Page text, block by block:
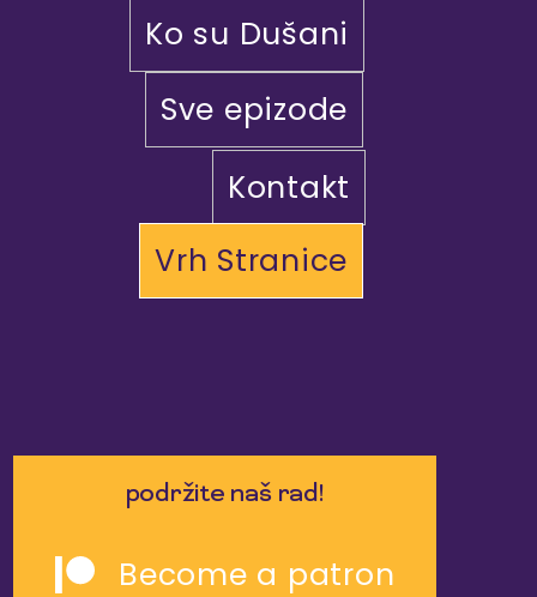
Ko su Dušani
Sve epizode
Kontakt
Vrh Stranice
podržite naš rad!
Become a patron